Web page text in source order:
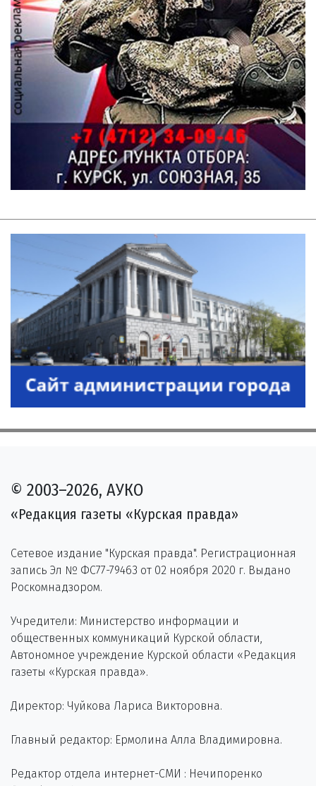
© 2003–2026, АУКО
«Редакция газеты «Курская правда»
Сетевое издание "Курская правда". Регистрационная
запись Эл № ФС77-79463 от 02 ноября 2020 г. Выдано
Роскомнадзором.
Учредители: Министерство информации и
общественных коммуникаций Курской области,
Автономное учреждение Курской области «Редакция
газеты «Курская правда».
Директор: Чуйкова Лариса Викторовна.
Главный редактор: Ермолина Алла Владимировна.
Редактор отдела интернет-СМИ : Нечипоренко